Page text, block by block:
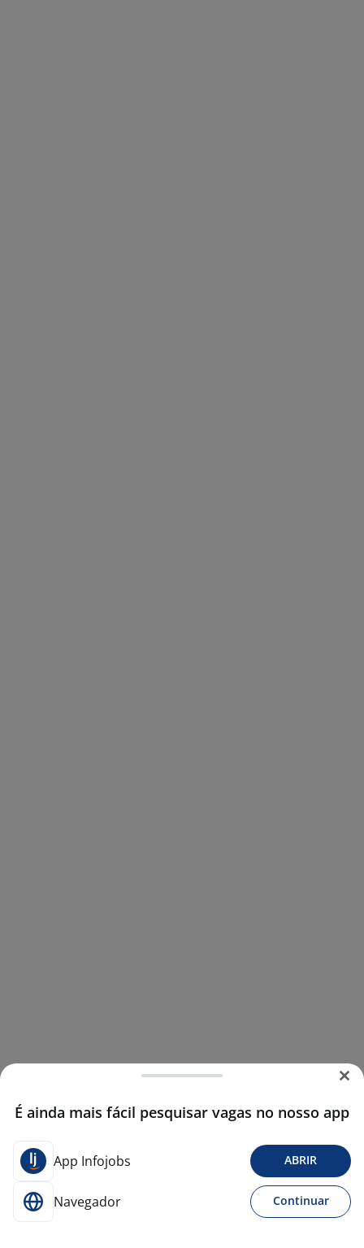
É ainda mais fácil pesquisar vagas no nosso app
App Infojobs ABRIR
Navegador Continuar